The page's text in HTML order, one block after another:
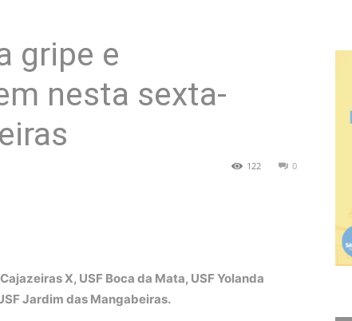
gripe e
nesta sexta-
0
122
X, USF Boca da Mata, USF Yolanda
Jardim das Mangabeiras.